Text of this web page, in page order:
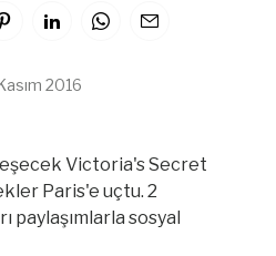
2016
Victoria's Secret
Paris'e uçtu. 2
paylaşımlarla sosyal